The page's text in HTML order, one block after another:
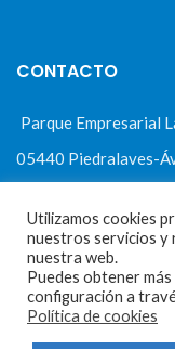
CONTACTO
Parque Empresarial
05440 Piedralaves-
Síguenos en
Síguenos en
Utilizamos cookies
nuestros servicios y
nuestra web.
Puedes obtener
configuración a
Política de cookies